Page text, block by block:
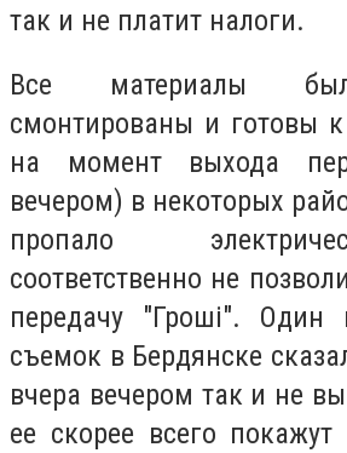
так и не платит налоги.
Все материалы
смонтированы и готовы
на момент выхода
вечером) в некоторых
пропало
соответственно не
передачу "Гроші". Один
съемок в Бердянске
вчера вечером так и не
ее скорее всего